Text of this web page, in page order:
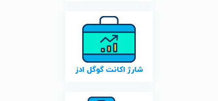
شارژ اکانت گوگل ادز